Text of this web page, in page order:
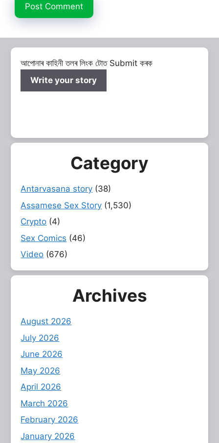
আপোনাৰ কাহিনী তলৰ লিংক টোত Submit কৰক
Write your story
Category
Antarvasana story (38)
Assamese Sex Story (1,530)
Crypto (4)
Sex Comics (46)
Video (676)
Archives
August 2026
July 2026
June 2026
May 2026
April 2026
March 2026
February 2026
January 2026